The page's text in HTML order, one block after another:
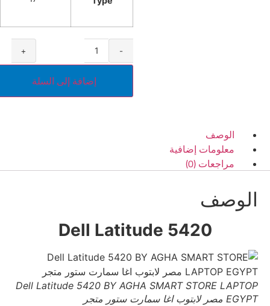
-
+
إضافة إلى السلة
الوصف
معلومات إضافية
مراجعات (0)
الوصف
Dell Latitude 5420
Dell Latitude 5420 BY AGHA SMART STORE LAPTOP
EGYPT مصر لابتوب اغا سمارت ستور متجر